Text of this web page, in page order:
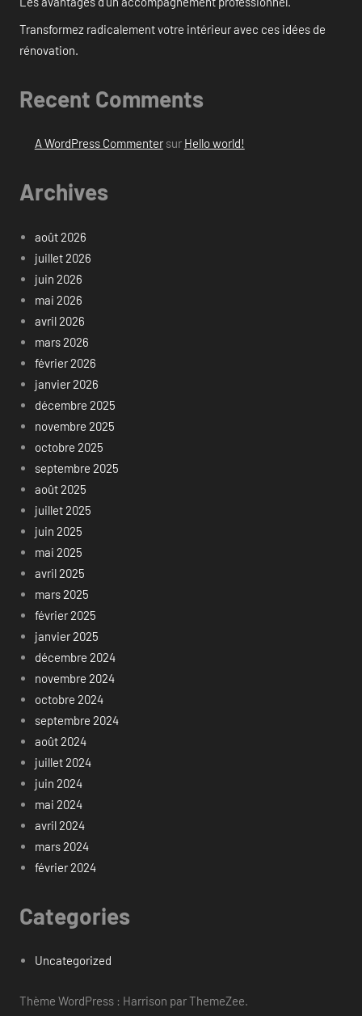
Transformez radicalement votre intérieur avec ces idées de
rénovation.
Recent Comments
A WordPress Commentersur Hello world!
Archives
août 2026
juillet 2026
juin 2026
mai 2026
avril 2026
mars 2026
février 2026
janvier 2026
décembre 2025
novembre 2025
octobre 2025
septembre 2025
août 2025
juillet 2025
juin 2025
mai 2025
avril 2025
mars 2025
février 2025
janvier 2025
décembre 2024
novembre 2024
octobre 2024
septembre 2024
août 2024
juillet 2024
juin 2024
mai 2024
avril 2024
mars 2024
février 2024
Categories
Uncategorized
Thème WordPress : Harrison par ThemeZee.